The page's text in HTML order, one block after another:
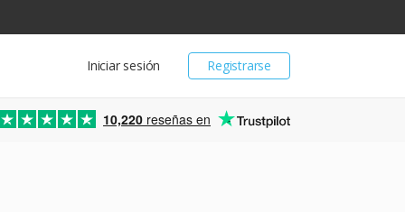
Registrarse
Iniciar sesión
10,220 reseñas en